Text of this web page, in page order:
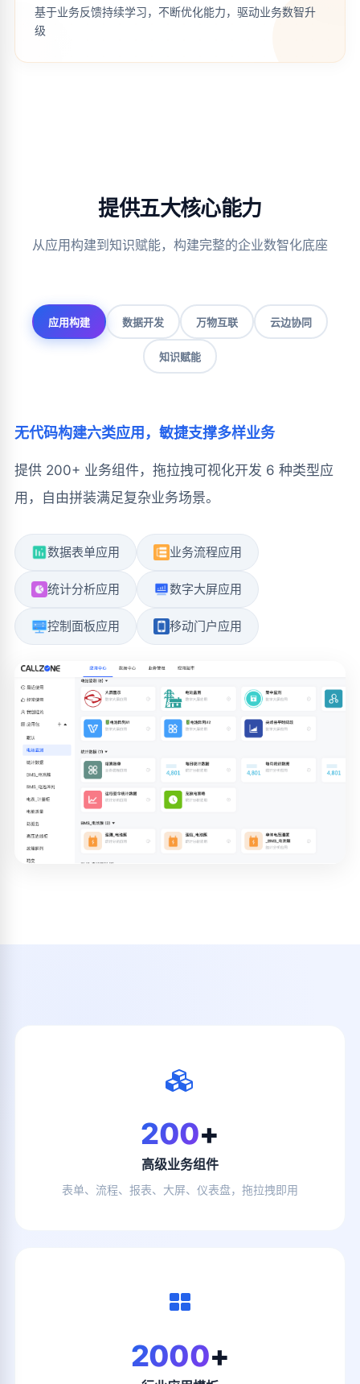
基于业务反馈持续学习，不断优化能力，驱动业务数智升
级
提供五大核心能力
从应用构建到知识赋能，构建完整的企业数智化底座
应用构建 数据开发 万物互联 云边协同
知识赋能
无代码构建六类应用，敏捷支撑多样业务
提供 200+ 业务组件，拖拉拽可视化开发 6 种类型应
用，自由拼装满足复杂业务场景。
数据表单应用 业务流程应用
统计分析应用 数字大屏应用
控制面板应用 移动门户应用
200+
高级业务组件
表单、流程、报表、大屏、仪表盘，拖拉拽即用
2000+